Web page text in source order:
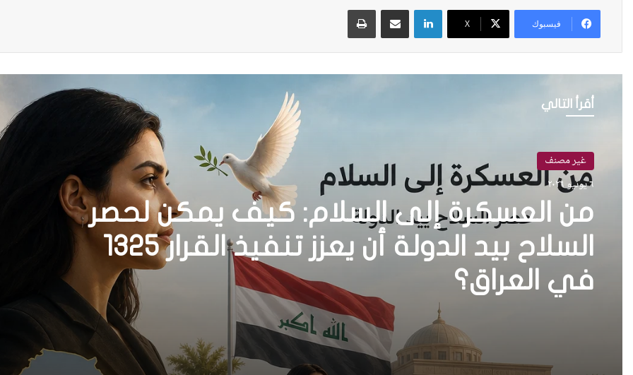
فيسبوك X
لينكدإن
أقرأ التالي
غير مصنف
٦ يونيو ٢٠٢٦
من العسكرة إلى السلام: كيف يمكن لحصر
السلاح بيد الدولة أن يعزز تنفيذ القرار 1325
في العراق؟